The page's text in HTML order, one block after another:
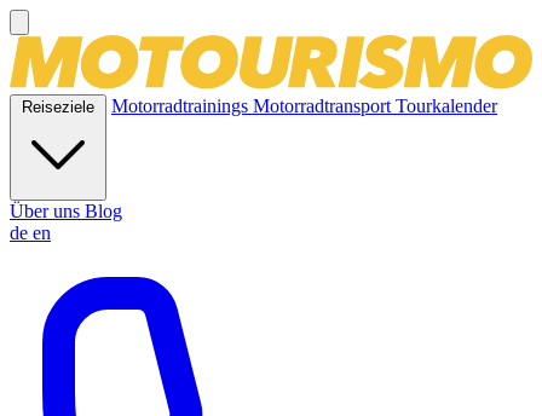
Reiseziele Motorradtrainings MotorradtransportTourkalender
Über uns Blog
de en